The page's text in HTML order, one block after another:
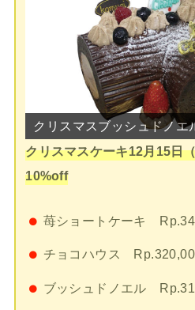
クリスマスクレポンケーキ
クリスマスケーキ12月15日
10%off
苺ショートケーキ
チョコハウス
ブッシュドノエル